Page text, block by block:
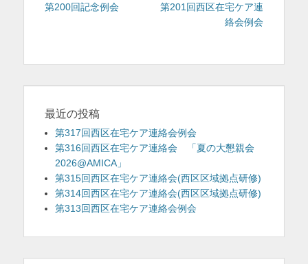
稿
シ
ョ
ン
の
第200回記念例会
投
第201回西区在宅ケア連
絡会例会
最近の投稿
第317回西区在宅ケア連絡会例会
第316回西区在宅ケア連絡会 「夏の大懇親会
2026@AMICA」
第315回西区在宅ケア連絡会(西区区域拠点研修)
第314回西区在宅ケア連絡会(西区区域拠点研修)
第313回西区在宅ケア連絡会例会